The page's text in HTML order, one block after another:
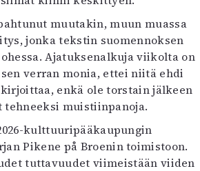
muutakin, muun muassa
jonka tekstin suomennoksen
Ajatuksenalkuja viikolta on
verran monia, ettei niitä ehdi
enkä ole torstain jälkeen
tehneeksi muistiinpanoja.
kulttuuripääkaupungin
Pikene på Broenin toimistoon.
tuttavuudet viimeistään viiden